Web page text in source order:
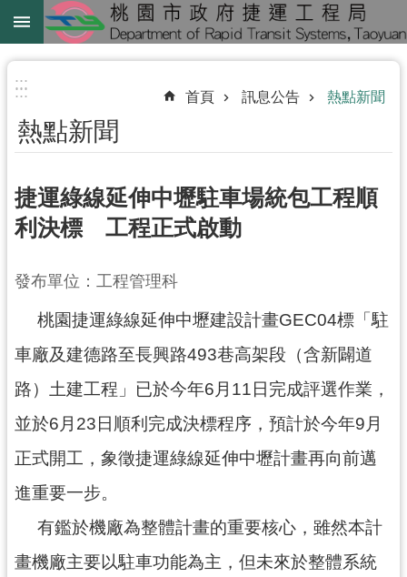
跳到主要內容區塊
綠
綠
延
中
鐵
路
下
進
尋
我
:::
::: 首頁 訊息公告 熱點新聞
熱點新聞
捷運綠線延伸中壢駐車場統包工程順
利決標 工程正式啟動
發布單位：工程管理科
桃園捷運綠線延伸中壢建設計畫GEC04標「駐
車廠及建德路至長興路493巷高架段（含新闢道
路）土建工程」已於今年6月11日完成評選作業，
並於6月23日順利完成決標程序，預計於今年9月
正式開工，象徵捷運綠線延伸中壢計畫再向前邁
進重要一步。
有鑑於機廠為整體計畫的重要核心，雖然本計
畫機廠主要以駐車功能為主，但未來於整體系統